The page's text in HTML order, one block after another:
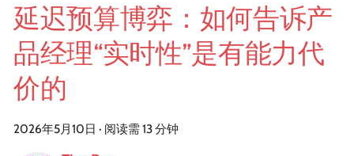
延迟预算博弈：如何告诉产
品经理“实时性”是有能力代
价的
2026年5月10日 · 阅读需 13 分钟